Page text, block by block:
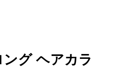
グ ヘアカラ